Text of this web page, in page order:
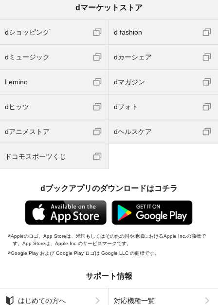
dマーケットストア
dショッピング d fashion
dミュージック dカーシェア
Lemino dマガジン
dヒッツ dフォト
dアニメストア dヘルスケア
ドコモスポーツくじ
dブックアプリのダウンロードはコチラ
Appleのロゴ、App Storeは、米国もしくはその他の国や地域におけるApple Inc.の商標で
す。App Storeは、Apple Inc.のサービスマークです。
Google Play および Google Play ロゴは Google LLC の商標です。
サポート情報
はじめての方へ 対応機種一覧